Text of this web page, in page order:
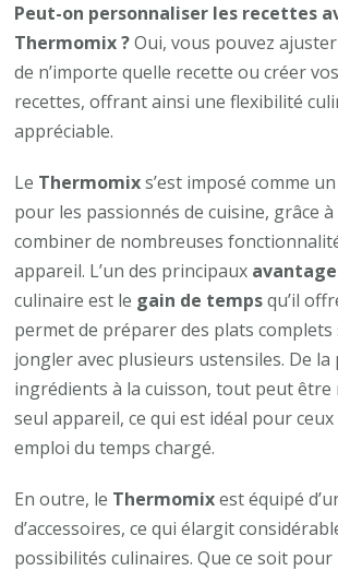
Peut-on personnaliser les recettes
Thermomix ?Oui, vous pouvez
de n’importe quelle recette ou créer
recettes, offrant ainsi une flexibilité
appréciable.
Le Thermomixs’est imposé comme
pour les passionnés de cuisine, grâce à
combiner de nombreuses
appareil. L’un des principaux
culinaire est le gain de tempsqu’il
permet de préparer des plats complets
jongler avec plusieurs ustensiles. De
ingrédients à la cuisson, tout peut être
seul appareil, ce qui est idéal pour
emploi du temps chargé.
En outre, le Thermomixest équipé
d’accessoires, ce qui élargit
possibilités culinaires. Que ce soit pour